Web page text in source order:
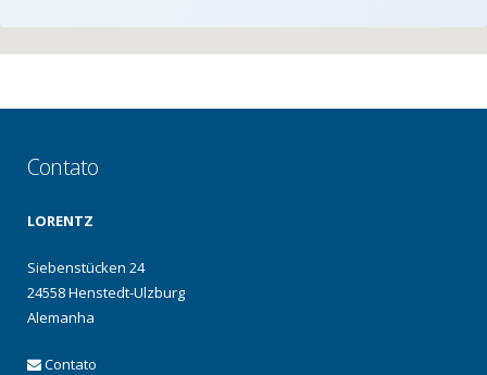
Contato
LORENTZ
Siebenstücken 24
24558 Henstedt-Ulzburg
Alemanha
Contato